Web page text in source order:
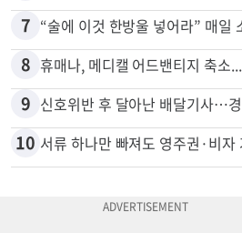
7
8 휴매나, 메디캘 어드밴티지 축소
9
10